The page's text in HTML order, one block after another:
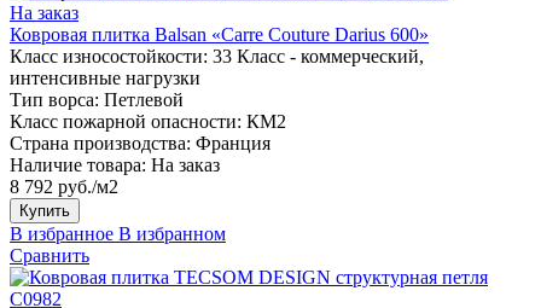
На заказ
Ковровая плитка Balsan «Carre Couture Darius 600»
Класс износостойкости: 33 Класс - коммерческий,
интенсивные нагрузки
Тип ворса: Петлевой
Класс пожарной опасности: КМ2
Страна производства: Франция
Наличие товара: На заказ
8 792 руб./м2
Купить
В избранное В избранном
Сравнить